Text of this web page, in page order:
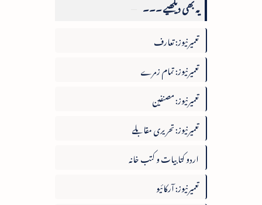
یہ بھی دیکھیے ۔۔۔
تعمیرنیوز: تعارف
تعمیرنیوز: تمام زمرے
تعمیرنیوز: مصنفین
تعمیرنیوز: تحریری مقابلے
اردو کتابیات و کتب خانہ
تعمیرنیوز: آرکائیو